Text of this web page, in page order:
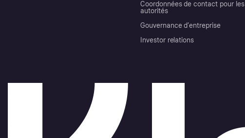
Coordonnées de contact pour les
autorités
Gouvernance d’entreprise
Investor relations